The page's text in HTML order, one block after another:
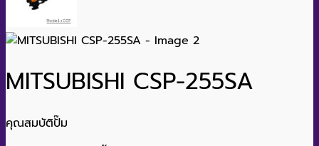
MITSUBISHI CSP-255SA
คุณสมบัติปั๊ม